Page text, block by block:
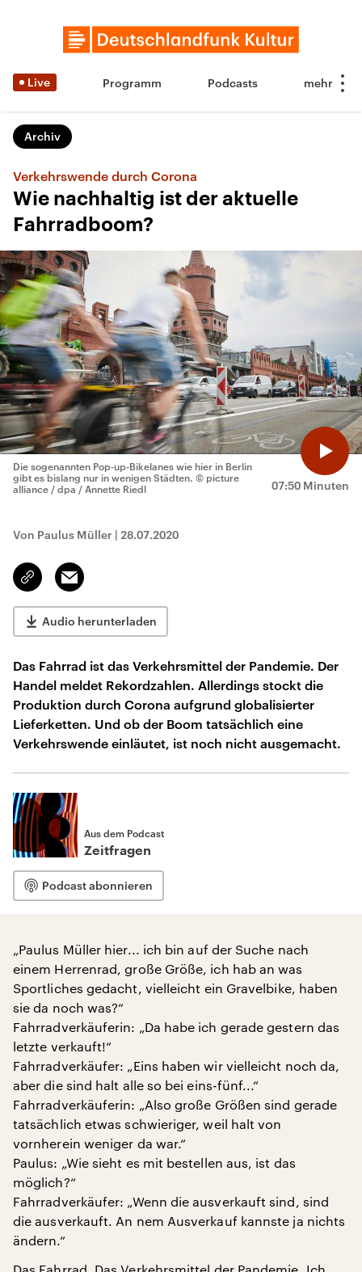
Live Programm Podcasts
Archiv
Verkehrswende durch Corona
Wie nachhaltig ist der aktuelle
Fahrradboom?
07:50 Minuten
Die sogenannten Pop-up-Bikelanes wie hier in Berlin
gibt es bislang nur in wenigen Städten. © picture
alliance / dpa / Annette Riedl
Von Paulus Müller | 28.07.2020
Link
kopieren/teilen
Email
Audio herunterladen
Das Fahrrad ist das Verkehrsmittel der Pandemie. Der
Handel meldet Rekordzahlen. Allerdings stockt die
Produktion durch Corona aufgrund globalisierter
Lieferketten. Und ob der Boom tatsächlich eine
Verkehrswende einläutet, ist noch nicht ausgemacht.
Aus dem Podcast
Zeitfragen
Podcast abonnieren
„Paulus Müller hier... ich bin auf der Suche nach
einem Herrenrad, große Größe, ich hab an was
Sportliches gedacht, vielleicht ein Gravelbike, haben
sie da noch was?“
Fahrradverkäuferin: „Da habe ich gerade gestern das
letzte verkauft!“
Fahrradverkäufer: „Eins haben wir vielleicht noch da,
aber die sind halt alle so bei eins-fünf...“
Fahrradverkäuferin: „Also große Größen sind gerade
tatsächlich etwas schwieriger, weil halt von
vornherein weniger da war.“
Paulus: „Wie sieht es mit bestellen aus, ist das
möglich?“
Fahrradverkäufer: „Wenn die ausverkauft sind, sind
die ausverkauft. An nem Ausverkauf kannste ja nichts
ändern.“